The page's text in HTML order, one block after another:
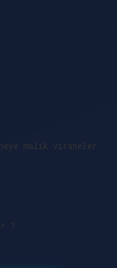
malik viraneler
?